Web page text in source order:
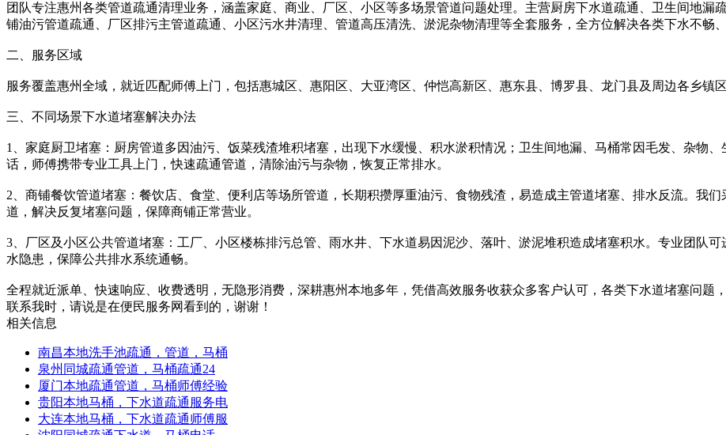
团队专注惠州各类管道疏通清理业务，涵盖家庭、商业、厂区、小区等多场景管道问题处理。主营厨房下水道疏通、卫生间地漏
铺油污管道疏通、厂区排污主管道疏通、小区污水井清理、管道高压清洗、淤泥杂物清理等全套服务，全方位解决各类下水不畅、
二、服务区域
服务覆盖惠州全域，就近匹配师傅上门，包括惠城区、惠阳区、大亚湾区、仲恺高新区、惠东县、博罗县、龙门县及周边各乡镇
三、不同场景下水道堵塞解决办法
1、家庭厨卫堵塞：厨房管道多因油污、饭菜残渣堆积堵塞，出现下水缓慢、积水淤积情况；卫生间地漏、马桶常因毛发、杂物
话，师傅携带专业工具上门，快速疏通管道，清除油污与杂物，恢复正常排水。
2、商铺餐饮管道堵塞：餐饮店、食堂、便利店等场所管道，长期积攒厚重油污、食物残渣，易造成主管道堵塞、排水反流。我
道，解决反复堵塞问题，保障商铺正常营业。
3、厂区及小区公共管道堵塞：工厂、小区楼栋排污总管、雨水井、下水道易因泥沙、落叶、淤泥堆积造成堵塞积水。专业团队
水隐患，保障公共排水系统通畅。
全程就近派单、快速响应、收费透明，无隐形消费，深耕惠州本地多年，凭借高效服务收获众多客户认可，各类下水道堵塞问题，
联系我时，请说是在便民服务网看到的，谢谢！
相关信息
南昌本地洗手池疏通，管道，马桶
泉州同城疏通管道，马桶疏通24
厦门本地疏通管道，马桶师傅经验
贵阳本地马桶，下水道疏通服务电
大连本地马桶，下水道疏通师傅服